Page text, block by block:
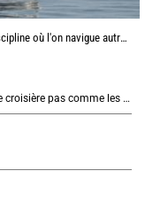
où l'on navigue autrement
Naviguer au-delà du 60e parallèle : les règles d’une croisière pas comme les autres